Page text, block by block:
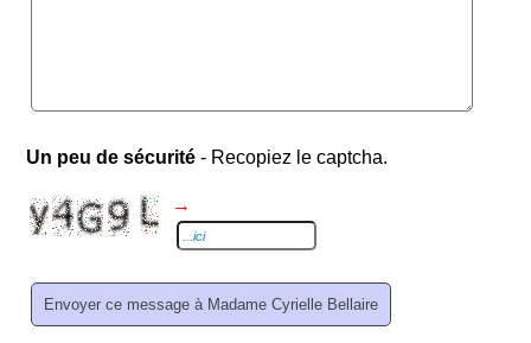
Un peu de sécurité - Recopiez le captcha.
→